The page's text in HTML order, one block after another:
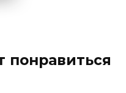
понравиться